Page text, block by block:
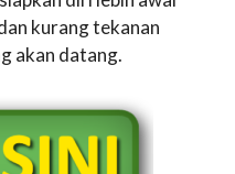
kurang tekanan
akan datang.